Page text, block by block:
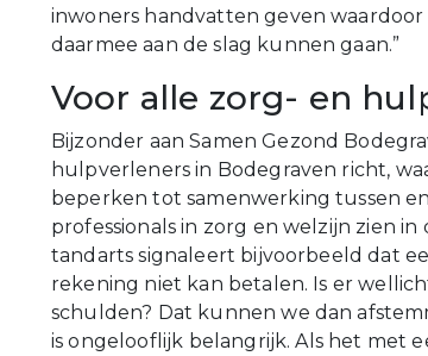
inwoners handvatten geven
daarmee aan de slag kunnen gaan.”
Voor alle zorg- en
Bijzonder aan Samen Gezond
hulpverleners in Bodegraven richt,
beperken tot samenwerking tussen
professionals in zorg en welzijn zien
tandarts signaleert bijvoorbeeld dat
rekening niet kan betalen. Is er
schulden? Dat kunnen we dan
is ongelooflijk belangrijk. Als het met